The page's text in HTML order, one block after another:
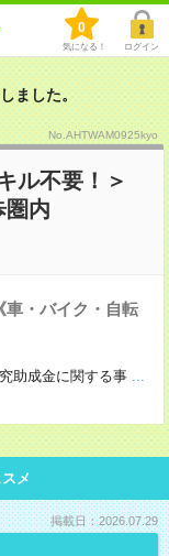
0
気になる！ ログイン
ました。
No.AHTWAM0925kyo
ル不要！＞
圏内
車・バイク・自転
助成金に関する事 ...
メ
掲載日：2026.07.29